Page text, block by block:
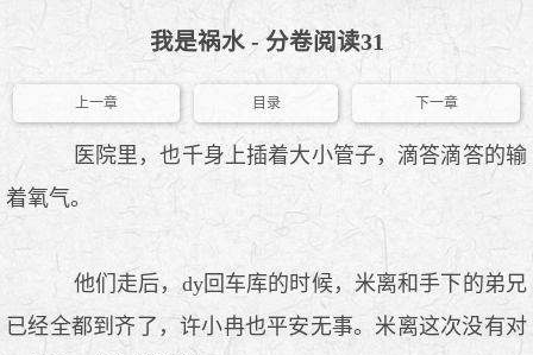
我是祸水 - 分卷阅读31
上一章 目录 下一章
医院里，也千身上插着大小管子，滴答滴答的输
着氧气。
他们走后，dy回车库的时候，米离和手下的弟兄
已经全都到齐了，许小冉也平安无事。米离这次没有对